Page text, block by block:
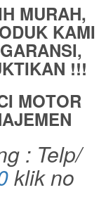
MURAH,
KAMI
!!!
MOTOR
: Telp/
klik no